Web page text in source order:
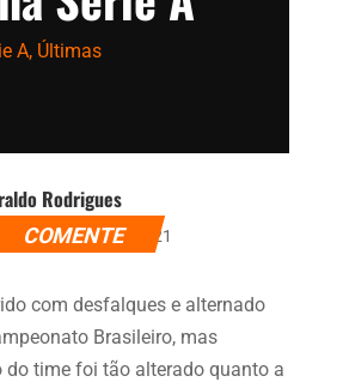
A, Últimas
Rodrigues
dia 1 de julho de 2021
COMENTE
com desfalques e alternado
Brasileiro, mas
do time foi tão alterado quanto a